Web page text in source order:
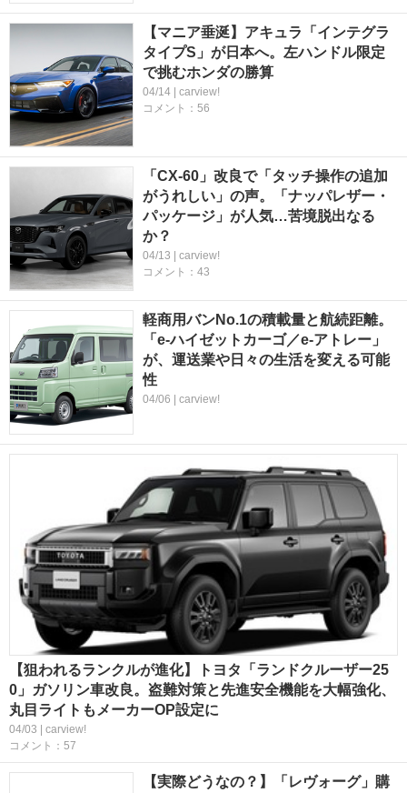
【マニア垂涎】アキュラ「インテグラ
タイプS」が日本へ。左ハンドル限定
で挑むホンダの勝算
04/14 | carview!
コメント：56
「CX-60」改良で「タッチ操作の追加
がうれしい」の声。「ナッパレザー・
パッケージ」が人気…苦境脱出なる
か？
04/13 | carview!
コメント：43
軽商用バンNo.1の積載量と航続距離。
「e-ハイゼットカーゴ／e-アトレー」
が、運送業や日々の生活を変える可能
性
04/06 | carview!
【狙われるランクルが進化】トヨタ「ランドクルーザー25
0」ガソリン車改良。盗難対策と先進安全機能を大幅強化、
丸目ライトもメーカーOP設定に
04/03 | carview!
コメント：57
【実際どうなの？】「レヴォーグ」購